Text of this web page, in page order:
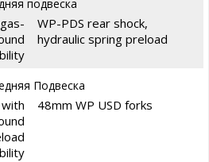
подвеска
WP-PDS rear shock,
hydraulic spring preload
Подвеска
48mm WP USD forks